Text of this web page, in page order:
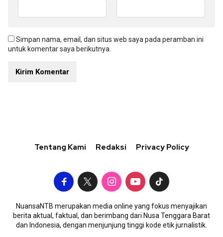
Simpan nama, email, dan situs web saya pada peramban ini
untuk komentar saya berikutnya.
Tentang Kami Redaksi Privacy Policy
NuansaNTB merupakan media online yang fokus menyajikan
berita aktual, faktual, dan berimbang dari Nusa Tenggara Barat
dan Indonesia, dengan menjunjung tinggi kode etik jurnalistik.